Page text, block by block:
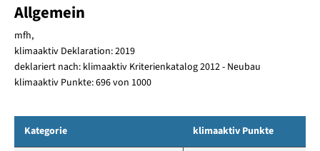
Allgemein
mfh,
klimaaktiv Deklaration: 2019
deklariert nach: klimaaktiv Kriterienkatalog 2012 - Neubau
klimaaktiv Punkte: 696 von 1000
Kategorie klimaaktiv Punkte